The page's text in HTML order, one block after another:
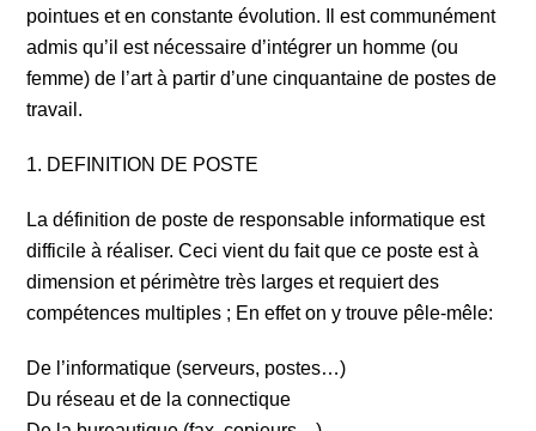
pointues et en constante évolution. Il est communément
admis qu’il est nécessaire d’intégrer un homme (ou
femme) de l’art à partir d’une cinquantaine de postes de
travail.
1. DEFINITION DE POSTE
La définition de poste de responsable informatique est
difficile à réaliser. Ceci vient du fait que ce poste est à
dimension et périmètre très larges et requiert des
compétences multiples ; En effet on y trouve pêle-mêle:
De l’informatique (serveurs, postes…)
Du réseau et de la connectique